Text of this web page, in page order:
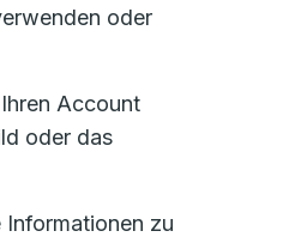
oder
Account
oder das
zu